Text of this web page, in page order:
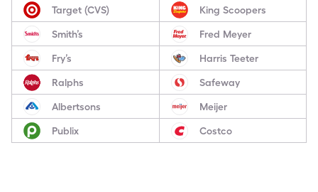
Target (CVS) King Scoopers
Smith’s Fred Meyer
Fry’s Harris Teeter
Ralphs Safeway
Albertsons Meijer
Publix Costco